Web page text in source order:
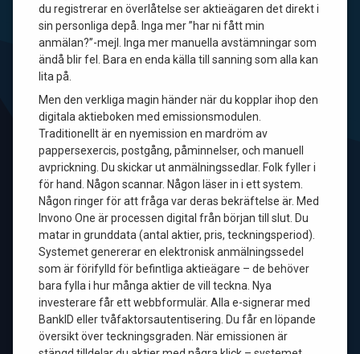
du registrerar en överlåtelse ser aktieägaren det direkt i
sin personliga depå. Inga mer ”har ni fått min
anmälan?”-mejl. Inga mer manuella avstämningar som
ändå blir fel. Bara en enda källa till sanning som alla kan
lita på.
Men den verkliga magin händer när du kopplar ihop den
digitala aktieboken med emissionsmodulen.
Traditionellt är en nyemission en mardröm av
pappersexercis, postgång, påminnelser, och manuell
avprickning. Du skickar ut anmälningssedlar. Folk fyller i
för hand. Någon scannar. Någon läser in i ett system.
Någon ringer för att fråga var deras bekräftelse är. Med
Invono One är processen digital från början till slut. Du
matar in grunddata (antal aktier, pris, teckningsperiod).
Systemet genererar en elektronisk anmälningssedel
som är förifylld för befintliga aktieägare – de behöver
bara fylla i hur många aktier de vill teckna. Nya
investerare får ett webbformulär. Alla e-signerar med
BankID eller tvåfaktorsautentisering. Du får en löpande
översikt över teckningsgraden. När emissionen är